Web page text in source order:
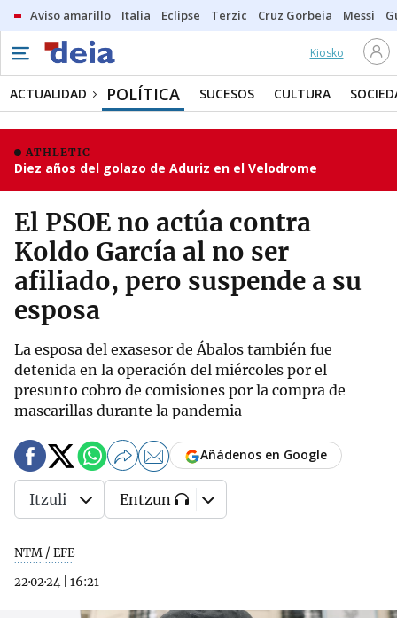
Aviso amarillo Italia Eclipse Terzic Cruz Gorbeia Messi
Kiosko
ACTUALIDAD POLÍTICA SUCESOS CULTURA
ATHLETIC
Diez años del golazo de Aduriz en el Velodrome
El PSOE no actúa contra
Koldo García al no ser
afiliado, pero suspende a su
esposa
La esposa del exasesor de Ábalos también fue
detenida en la operación del miércoles por el
presunto cobro de comisiones por la compra de
mascarillas durante la pandemia
NTM / EFE
22·02·24
16:21
Añádenos en Google
Itzuli Entzun